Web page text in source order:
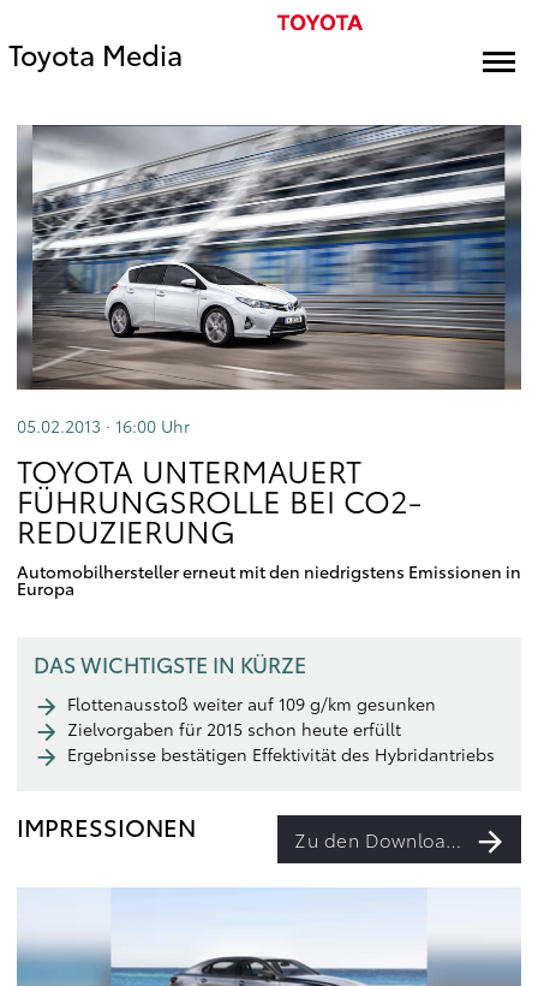
Toyota Media
05.02.2013 · 16:00 Uhr
TOYOTA UNTERMAUERT
FÜHRUNGSROLLE BEI CO2-
REDUZIERUNG
Automobilhersteller erneut mit den niedrigstens Emissionen in
Europa
DAS WICHTIGSTE IN KÜRZE
Flottenausstoß weiter auf 109 g/km gesunken
Zielvorgaben für 2015 schon heute erfüllt
Ergebnisse bestätigen Effektivität des Hybridantriebs
IMPRESSIONEN Zu den Downloads